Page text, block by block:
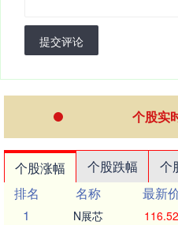
提交评论
个股实
个股涨幅 个股跌幅 个
排名
名称 最新
1
N展芯 116.52